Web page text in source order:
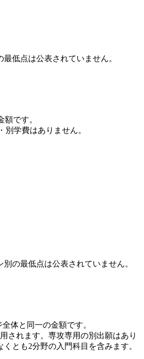
低点は公表されていません。
です。
学費はありません。
の最低点は公表されていません。
体と同一の金額です。
されます。専攻専用の別出願はあり
とも2分野の入門科目を含みます。